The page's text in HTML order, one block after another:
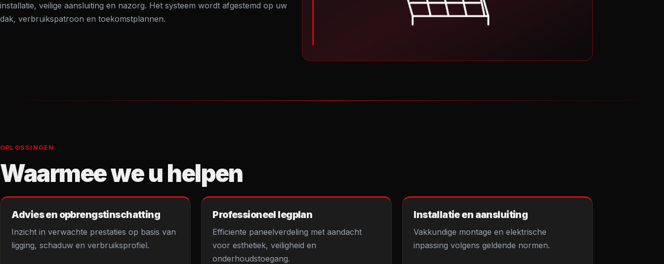
installatie, veilige aansluiting en nazorg. Het systeem wordt afgestemd op uw
dak, verbruikspatroon en toekomstplannen.
OPLOSSINGEN
Waarmee we u helpen
Advies en opbrengstinschatting
Inzicht in verwachte prestaties op basis van
ligging, schaduw en verbruiksprofiel.
Professioneel legplan
Efficiente paneelverdeling met aandacht
voor esthetiek, veiligheid en
onderhoudstoegang.
Installatie en aansluiting
Vakkundige montage en elektrische
inpassing volgens geldende normen.